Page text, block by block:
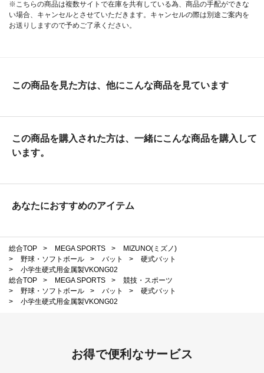
※こちらの商品は複数サイトで在庫を共有している為、商品の手配ができな
い場合、キャンセルとさせていただきます。キャンセルの際は別途ご案内を
お送りしますので予めご了承ください。
この商品を見た方は、他にこんな商品を見ています
この商品を購入された方は、一緒にこんな商品を購入して
います。
あなたにおすすめのアイテム
総合TOP > MEGA SPORTS >
MIZUNO(ミズノ)
>
野球・ソフトボール > バット >
硬式バット
>
小学生硬式用金属製VKONG02
総合TOP
> MEGA SPORTS >
競技・スポーツ
>
野球・ソフトボール > バット >
硬式バット
>
小学生硬式用金属製VKONG02
お得で便利なサービス